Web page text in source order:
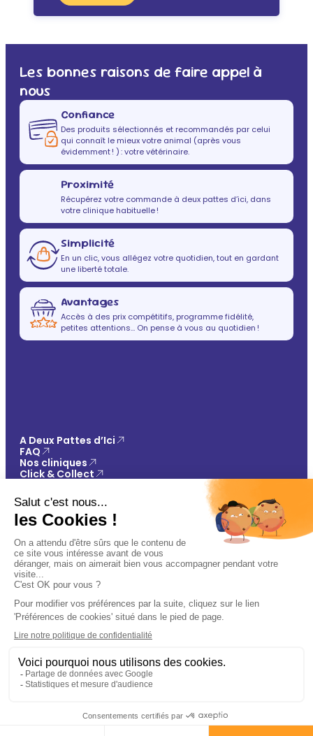
Les bonnes raisons de faire appel à
nous
Confiance
Des produits sélectionnés et recommandés par celui
qui connaît le mieux votre animal (après vous
évidemment ! ) : votre vétérinaire.
Proximité
Récupérez votre commande à deux pattes d’ici, dans
votre clinique habituelle !
Simplicité
En un clic, vous allégez votre quotidien, tout en gardant
une liberté totale.
Avantages
Accès à des prix compétitifs, programme fidélité,
petites attentions… On pense à vous au quotidien !
A Deux Pattes d’Ici
FAQ
Nos cliniques
Click & Collect
Vos avantages
Conseils
Paiement 100% sécurisé
Politique de confidentialité
Conditions générales de vente
Gestions des cookies
Plan du site